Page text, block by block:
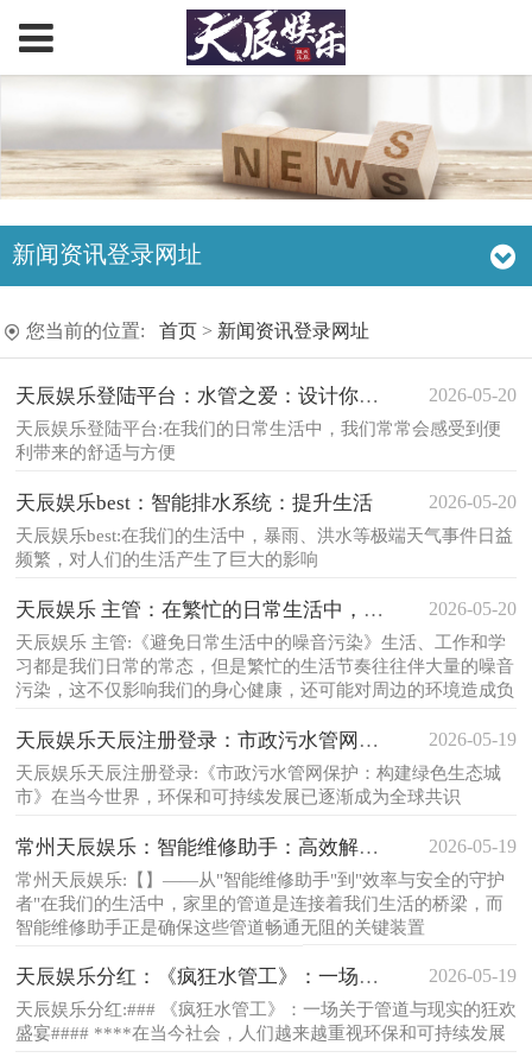
新闻资讯登录网址
您当前的位置: 首页 > 新闻资讯登录网址
天辰娱乐登陆平台：水管之爱：设计你的便捷 2026-05-20
天辰娱乐登陆平台:在我们的日常生活中，我们常常会感受到便
利带来的舒适与方便
天辰娱乐best：智能排水系统：提升生活 2026-05-20
天辰娱乐best:在我们的生活中，暴雨、洪水等极端天气事件日益
频繁，对人们的生活产生了巨大的影响
天辰娱乐 主管：在繁忙的日常生活中，如何 2026-05-20
天辰娱乐 主管:《避免日常生活中的噪音污染》生活、工作和学
习都是我们日常的常态，但是繁忙的生活节奏往往伴大量的噪音
污染，这不仅影响我们的身心健康，还可能对周边的环境造成负
天辰娱乐天辰注册登录：市政污水管网保护： 2026-05-19
天辰娱乐天辰注册登录:《市政污水管网保护：构建绿色生态城
市》在当今世界，环保和可持续发展已逐渐成为全球共识
常州天辰娱乐：智能维修助手：高效解决家庭 2026-05-19
常州天辰娱乐:【】——从"智能维修助手"到"效率与安全的守护
者"在我们的生活中，家里的管道是连接着我们生活的桥梁，而
智能维修助手正是确保这些管道畅通无阻的关键装置
天辰娱乐分红：《疯狂水管工》：一场管道与 2026-05-19
天辰娱乐分红:### 《疯狂水管工》：一场关于管道与现实的狂欢
盛宴#### ****在当今社会，人们越来越重视环保和可持续发展